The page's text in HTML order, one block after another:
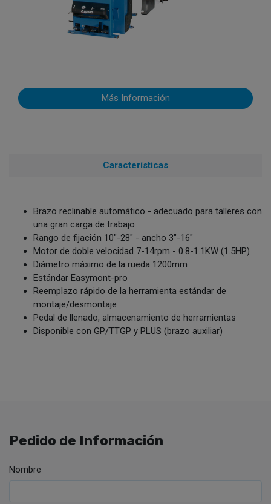
Más Información
Características
Brazo reclinable automático - adecuado para talleres con
una gran carga de trabajo
Rango de fijación 10"-28" - ancho 3"-16"
Motor de doble velocidad 7-14rpm - 0.8-1.1KW (1.5HP)
Diámetro máximo de la rueda 1200mm
Estándar Easymont-pro
Reemplazo rápido de la herramienta estándar de
montaje/desmontaje
Pedal de llenado, almacenamiento de herramientas
Disponible con GP/TTGP y PLUS (brazo auxiliar)
Pedido de Información
Nombre